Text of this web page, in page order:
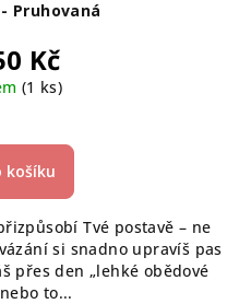
Pruhovaná
Kč
(1 ks)
košíku
Tvé postavě – ne
si snadno upravíš pas
přes den „lehké obědové
to...